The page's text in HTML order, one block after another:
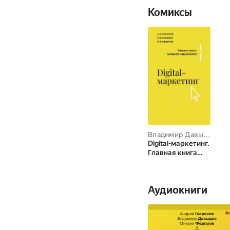
Комиксы
Владимир Давыдов
Digital-маркетинг.
Главная книга
Аудиокниги